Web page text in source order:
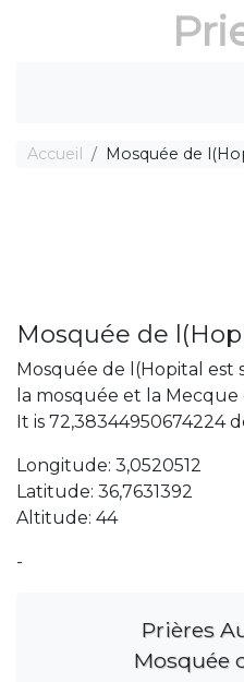
Accueil Mosquée de
Mosquée de
Mosquée de l(Hopital est
la mosquée et la Mecque
It is 72,38344950674224
Longitude: 3,0520512
Latitude: 36,7631392
Altitude: 44
-
Prières
Mosquée